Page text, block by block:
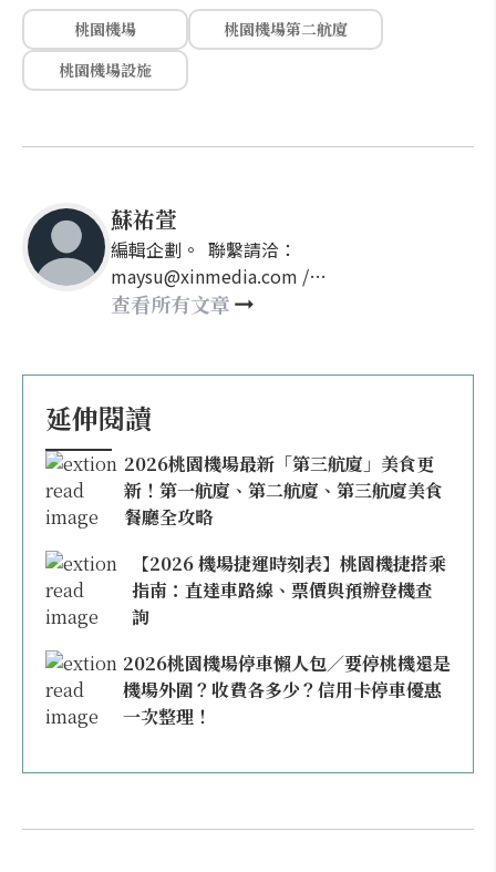
桃園機場
桃園機場第二航廈
桃園機場設施
蘇祐萱
編輯企劃。 聯繫請洽：
maysu@xinmedia.com /
may860527@gmail.com
查看所有文章
延伸閱讀
2026桃園機場最新「第三航廈」美食更
新！第一航廈、第二航廈、第三航廈美食
餐廳全攻略
【2026 機場捷運時刻表】桃園機捷搭乘
指南：直達車路線、票價與預辦登機查
詢
2026桃園機場停車懶人包／要停桃機還是
機場外圍？收費各多少？信用卡停車優惠
一次整理！